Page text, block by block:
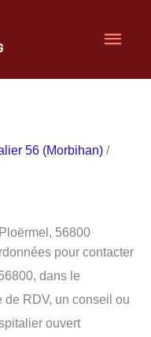
56 (Morbihan) /
56800
pour contacter
dans le
de RDV, un conseil ou
ouvert